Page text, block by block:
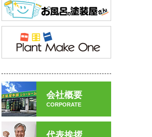
会社概要
CORPORATE